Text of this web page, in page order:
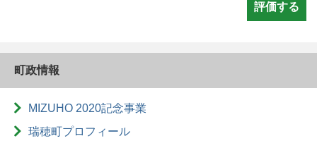
町政情報
MIZUHO 2020記念事業
瑞穂町プロフィール